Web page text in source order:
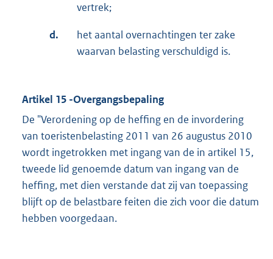
vertrek;
d.
het aantal overnachtingen ter zake
waarvan belasting verschuldigd is.
Artikel 15 -Overgangsbepaling
De "Verordening op de heffing en de invordering
van toeristenbelasting 2011 van 26 augustus 2010
wordt ingetrokken met ingang van de in artikel 15,
tweede lid genoemde datum van ingang van de
heffing, met dien verstande dat zij van toepassing
blijft op de belastbare feiten die zich voor die datum
hebben voorgedaan.